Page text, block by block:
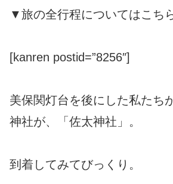
▼旅の全行程についてはこち
[kanren postid=”8256″]
美保関灯台を後にした私たち
神社が、「佐太神社」。
到着してみてびっくり。